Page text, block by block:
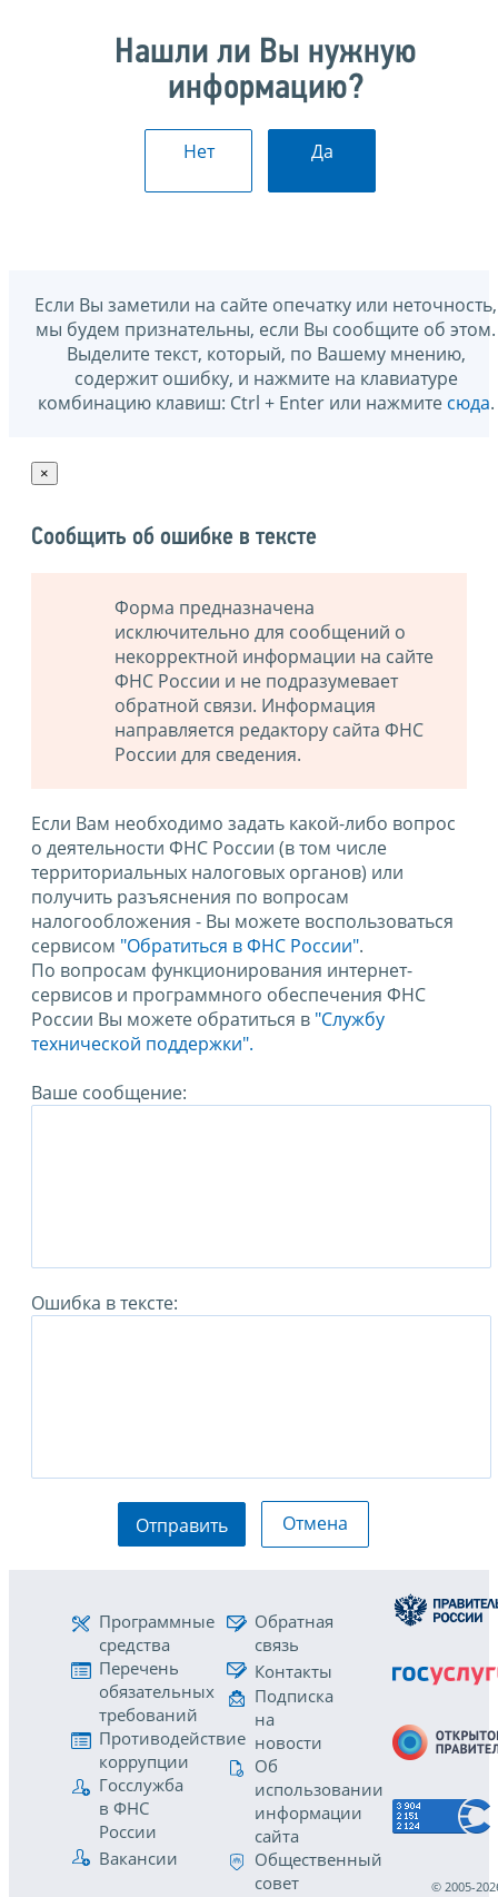
Нашли ли Вы нужную
информацию?
Нет Да
Если Вы заметили на сайте опечатку или неточность,
мы будем признательны, если Вы сообщите об этом.
Выделите текст, который, по Вашему мнению,
содержит ошибку, и нажмите на клавиатуре
комбинацию клавиш: Ctrl + Enter или нажмите сюда.
×
Сообщить об ошибке в тексте
Форма предназначена
исключительно для сообщений о
некорректной информации на сайте
ФНС России и не подразумевает
обратной связи. Информация
направляется редактору сайта ФНС
России для сведения.
Если Вам необходимо задать какой-либо вопрос
о деятельности ФНС России (в том числе
территориальных налоговых органов) или
получить разъяснения по вопросам
налогообложения - Вы можете воспользоваться
сервисом "Обратиться в ФНС России".
По вопросам функционирования интернет-
сервисов и программного обеспечения ФНС
России Вы можете обратиться в "Службу
технической поддержки".
Ваше сообщение:
Ошибка в тексте:
Отправить Отмена
Программные
средства
Перечень
обязательных
требований
Противодействие
коррупции
Госслужба
в ФНС
России
Вакансии
Обратная
связь
Контакты
Подписка
на
новости
Об
использовании
информации
сайта
Общественный
совет
© 2005-